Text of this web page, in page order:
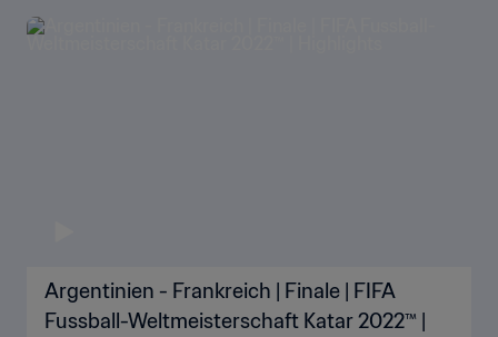
Argentinien - Frankreich | Finale | FIFA
Fussball-Weltmeisterschaft Katar 2022™ |